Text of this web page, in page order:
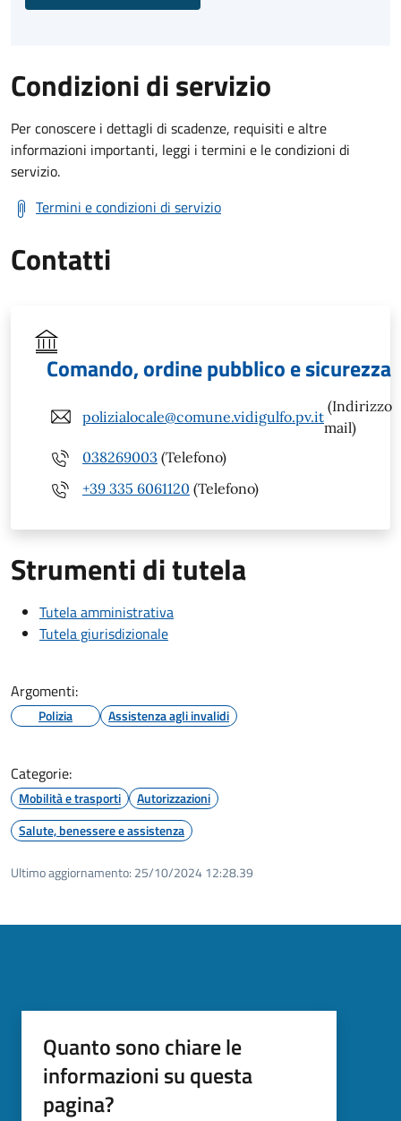
Condizioni di servizio
Per conoscere i dettagli di scadenze, requisiti e altre
informazioni importanti, leggi i termini e le condizioni di
servizio.
Termini e condizioni di servizio
Contatti
Comando, ordine pubblico e sicurezza
polizialocale@comune.vidigulfo.pv.it
(Indirizzo
mail)
038269003 (Telefono)
+39 335 6061120 (Telefono)
Strumenti di tutela
Tutela amministrativa
Tutela giurisdizionale
Argomenti:
Polizia Assistenza agli invalidi
Categorie:
Mobilità e trasporti
Autorizzazioni
Salute, benessere e assistenza
Ultimo aggiornamento: 25/10/2024 12:28.39
Quanto sono chiare le
informazioni su questa
pagina?